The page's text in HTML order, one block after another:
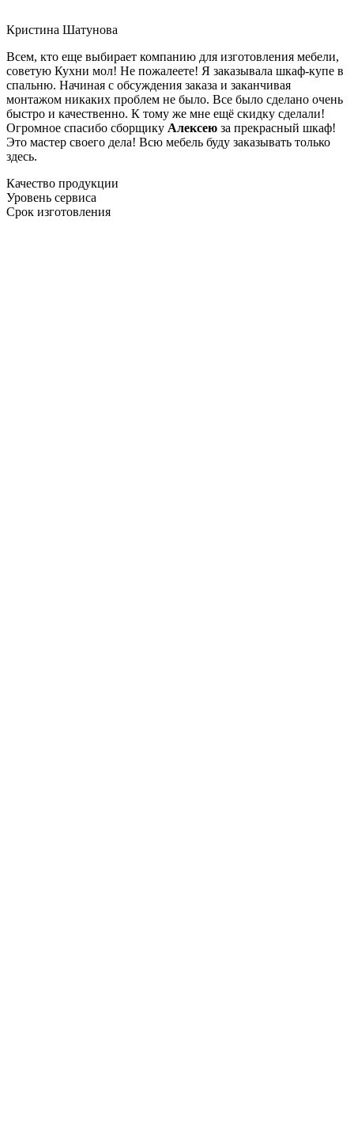
Кристина Шатунова
Всем, кто еще выбирает компанию для изготовления мебели,
советую Кухни мол! Не пожалеете! Я заказывала шкаф-купе в
спальню. Начиная с обсуждения заказа и заканчивая
монтажом никаких проблем не было. Все было сделано очень
быстро и качественно. К тому же мне ещё скидку сделали!
Огромное спасибо сборщику Алексею за прекрасный шкаф!
Это мастер своего дела! Всю мебель буду заказывать только
здесь.
Качество продукции
Уровень сервиса
Срок изготовления